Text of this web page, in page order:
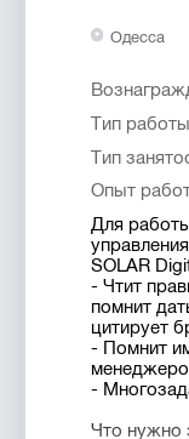
Одесса
Тип
Тип
Опыт
Для
SOLAR
- Чтит
помнит
цитирует
- Помнит
-
Что нужно